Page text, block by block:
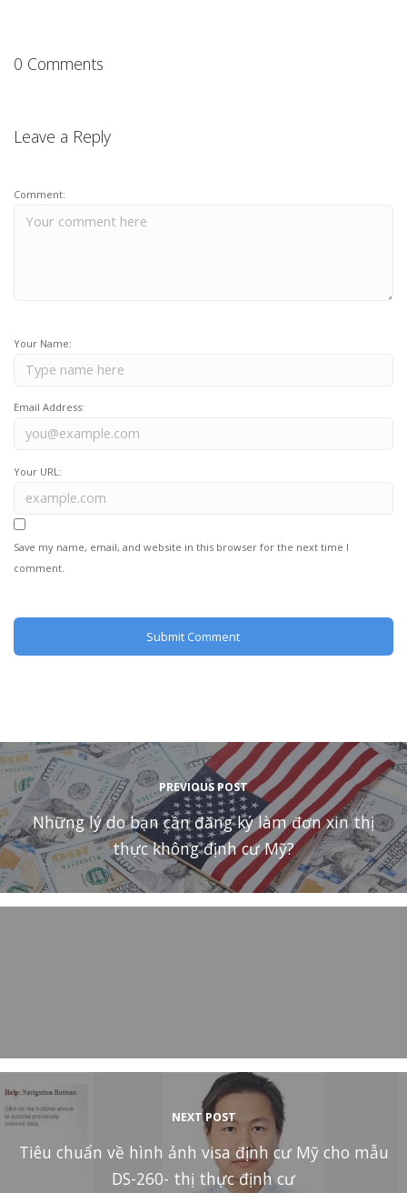
0 Comments
Leave a Reply
Comment:
Your Name:
Email Address:
Your URL:
Save my name, email, and website in this browser for the next time I
comment.
PREVIOUS POST
Những lý do bạn cần đăng ký làm đơn xin thị
thực không định cư Mỹ?
NEXT POST
Tiêu chuẩn về hình ảnh visa định cư Mỹ cho mẫu
DS-260- thị thực định cư